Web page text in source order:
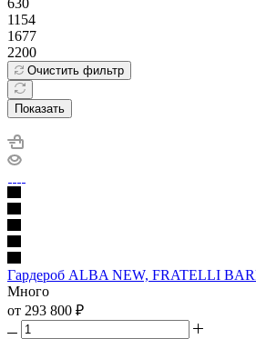
1154
1677
2200
Очистить фильтр
Показать
Гардероб ALBA NEW, FRATELLI
Много
от 293 800 ₽